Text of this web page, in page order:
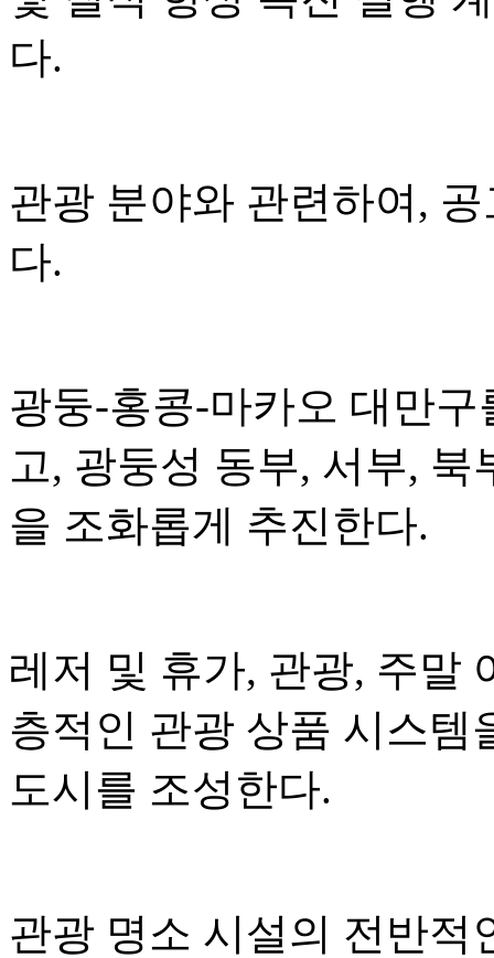
다.
관광 분야와 관련하여,
다.
광둥-홍콩-마카오 대만
고, 광둥성 동부, 서부,
을 조화롭게 추진한다.
레저 및 휴가, 관광, 주말
층적인 관광 상품 시스템
도시를 조성한다.
관광 명소 시설의 전반적